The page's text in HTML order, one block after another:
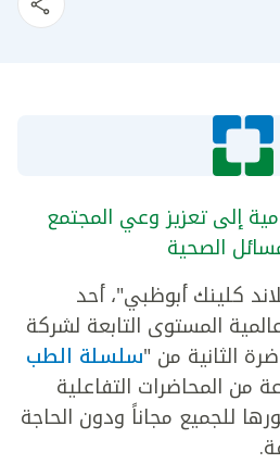
إلى تعزيز وعي المجتمع
الصحية
كلينك أبوظبي"، أحد
المستوى التابعة لشركة
الثانية من "سلسلة الطب
المحاضرات التفاعلية
للجميع مجاناً ودون الحاجة